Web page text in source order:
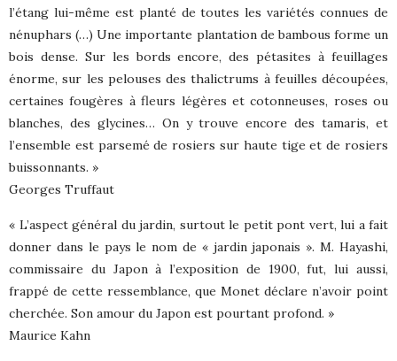
l’étang lui-même est planté de toutes les variétés connues de
nénuphars (…) Une importante plantation de bambous forme un
bois dense. Sur les bords encore, des pétasites à feuillages
énorme, sur les pelouses des thalictrums à feuilles découpées,
certaines fougères à fleurs légères et cotonneuses, roses ou
blanches, des glycines… On y trouve encore des tamaris, et
l’ensemble est parsemé de rosiers sur haute tige et de rosiers
buissonnants. »
Georges Truffaut
« L’aspect général du jardin, surtout le petit pont vert, lui a fait
donner dans le pays le nom de « jardin japonais ». M. Hayashi,
commissaire du Japon à l’exposition de 1900, fut, lui aussi,
frappé de cette ressemblance, que Monet déclare n’avoir point
cherchée. Son amour du Japon est pourtant profond. »
Maurice Kahn